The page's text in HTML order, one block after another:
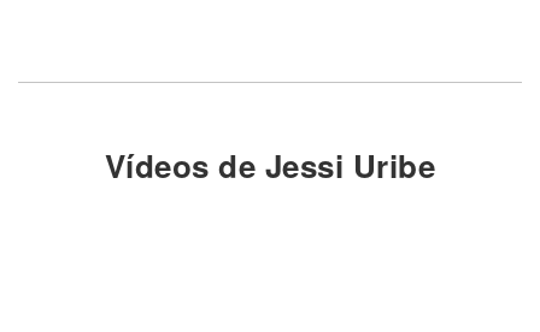
Vídeos de Jessi Uribe